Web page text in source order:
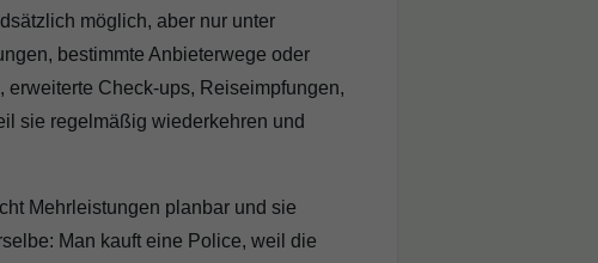
möglich, aber nur unter
bestimmte Anbieterwege oder
Check-ups, Reiseimpfungen,
sie regelmäßig wiederkehren und
Mehrleistungen planbar und sie
Man kauft eine Police, weil die